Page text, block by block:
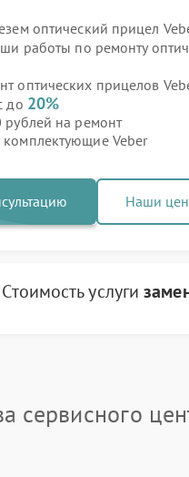
оптический прицел
работы по ремонту
оптических прицелов
до 20%
рублей на ремонт
Veber
Наши
Стоимость услуги
сервисного